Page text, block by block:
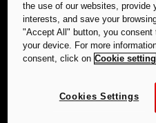
the use of our websites, provide
interests, and save your
"Accept All" button, you
your device. For more
consent, click on Cookie setting
Cookies Settings